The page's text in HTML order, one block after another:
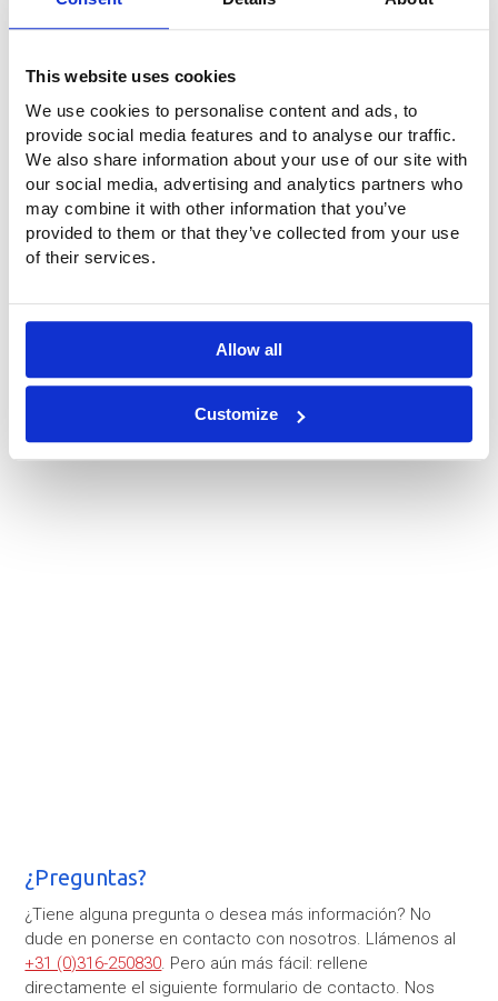
This website uses cookies
We use cookies to personalise content and ads, to
provide social media features and to analyse our traffic.
We also share information about your use of our site with
our social media, advertising and analytics partners who
may combine it with other information that you’ve
provided to them or that they’ve collected from your use
of their services.
Allow all
Customize
La superficie total de las membranas de ETFE es de unos
Detalles del proyecto Revestimiento de
tejados y paredes
Material:
Película de ETFE, transparente
Superficie
600 m
, 39 paneles
Cliente:
Ayuntamiento de Pau
Arquitecto:
ETFE:
Structures
Ubicación
¿Preguntas?
¿Tiene alguna pregunta o desea más información? No
dude en ponerse en contacto con nosotros. Llámenos al
+31 (0)316-250830. Pero aún más fácil: rellene
directamente el siguiente formulario de contacto. Nos